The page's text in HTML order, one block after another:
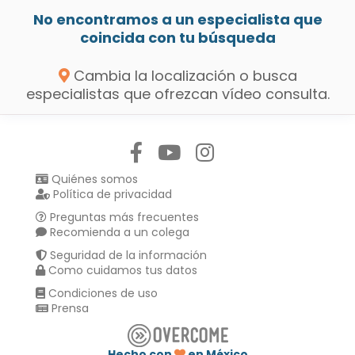
No encontramos a un especialista que
coincida con tu búsqueda
Cambia la localización o busca
especialistas que ofrezcan vídeo consulta.
Quiénes somos
Política de privacidad
Preguntas más frecuentes
Recomienda a un colega
Seguridad de la información
Como cuidamos tus datos
Condiciones de uso
Prensa